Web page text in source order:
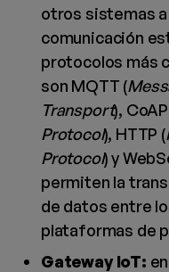
otros sistemas
comunicación
protocolos más
son MQTT (
Transport),
Protocol), HTTP (
Protocol) y
permiten la
de datos entre
plataformas de
Gateway IoT: